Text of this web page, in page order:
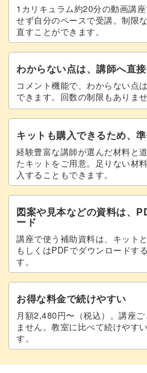
1カリキュラム約20分の動画講
せず自分のペースで受講。制限
直すことができます。
わからない点は、講師へ直
コメント機能で、わからない点
できます。回数の制限もありませ
キットも購入できるため、
経験豊富な講師が選んだ材料と
たキットをご用意。足りない材
入することもできます。
図案や見本などの資料は、
ード
講座で使う補助資料は、キット
もしくはPDFでダウンロードす
す。
お得な料金で続けやすい
月額2,480円〜（税込）。講座
ません。教室に比べて続けやす
す。